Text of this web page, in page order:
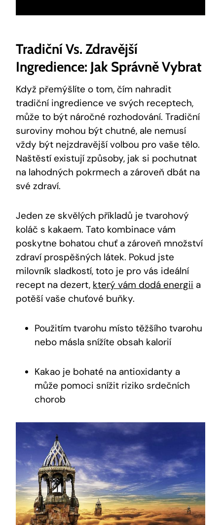
Tradiční Vs. Zdravější ​
Ingredience: Jak Správně Vybrat
Když přemýšlíte⁢ o‌ tom, ⁤čím ‌nahradit
⁣tradiční‌ ingredience ve svých​ receptech,
může to být náročné ⁤rozhodování. ‍Tradiční
suroviny mohou ‌být chutné, ale nemusí⁣
vždy být nejzdravější volbou ⁢pro ‍vaše tělo.
Naštěstí existují způsoby, jak si pochutnat
na​ lahodných⁢ pokrmech a zároveň‌ dbát na
své‌ zdraví.
Jeden⁢ ze‌ skvělých příkladů je tvarohový
koláč ⁢s ‍kakaem. Tato kombinace⁣ vám
poskytne bohatou chuť⁤ a zároveň množství
zdraví prospěšných látek.⁢ Pokud⁢ jste
milovník‌ sladkostí, toto‍ je pro ⁢vás ideální
recept⁤ na⁢ dezert,​ který vám dodá energii a
potěší vaše ⁣chuťové buňky.
Použitím tvarohu místo⁤ těžšího‍ tvarohu
⁤nebo másla snížíte obsah kalorií
Kakao je bohaté na antioxidanty a
může pomoci ⁣snížit riziko srdečních
chorob